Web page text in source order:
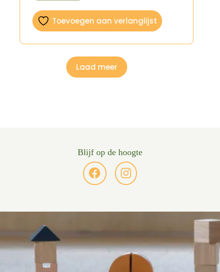
Toevoegen aan verlanglijst
Laad meer
Blijf op de hoogte